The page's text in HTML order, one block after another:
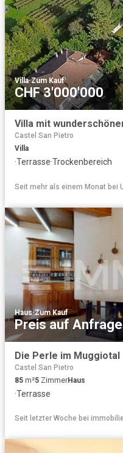
Villa·Zum Kauf
CHF 3'000'000
Villa mit
Castel San Pietro
Villa
·Terrasse·Trockenbereich
Seit mehr als einem Monat bei
Haus·Zum Kauf
Preis auf Anfrage
Die Perle im Muggiotal
Castel San Pietro
85 m²5 ZimmerHaus
·Terrasse
Seit letzter Woche bei